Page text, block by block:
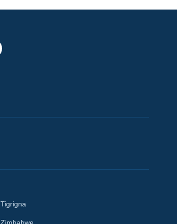
Tigrigna